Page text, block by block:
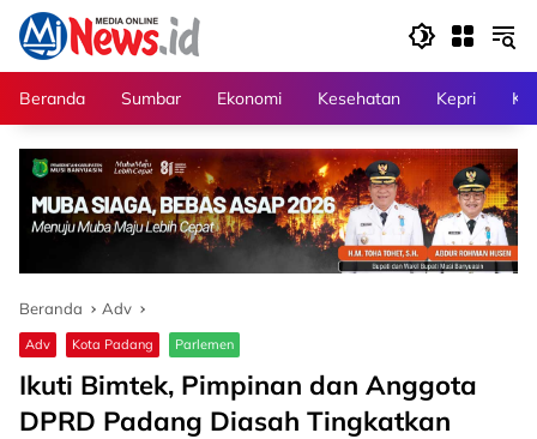
Langsung
konten
Beranda
Sumbar Ekonomi Kesehatan Kepri
Beranda Adv
Adv Kota Padang Parlemen
Ikuti Bimtek, Pimpinan dan Anggota
DPRD Padang Diasah Tingkatkan